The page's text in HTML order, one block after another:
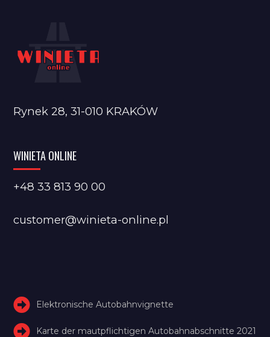
Rynek 28, 31-010 KRAKÓW
WINIETA ONLINE
+48 33 813 90 00
customer@winieta-online.pl
Elektronische Autobahnvignette
Karte der mautpflichtigen Autobahnabschnitte 2021